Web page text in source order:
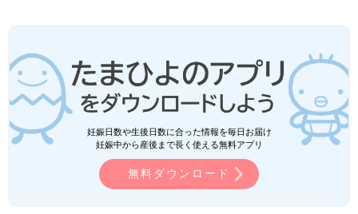
では、自転車を降りて押す――などの対策をとってください。
お話・監修／山中龍宏先生 写真提供／独立行政法人国民生活セ
ンター 取材・文／麻生珠恵、たまひよONLINE編集部
コンセントにつながった状態の電気コー
ドをなめて起こる｢電撃傷｣｡体の中を電
流が通り抜ける･･･赤ちゃんが危ない！
【小児科医】
「電撃傷（でんげきしょう）」って知っていま
すか？感電によるやけどです。乳幼児の場合、
妊娠日数や生後日数に合った情報を毎日お届け
妊娠中から産後まで長く使える無料アプリ
無料ダウンロード